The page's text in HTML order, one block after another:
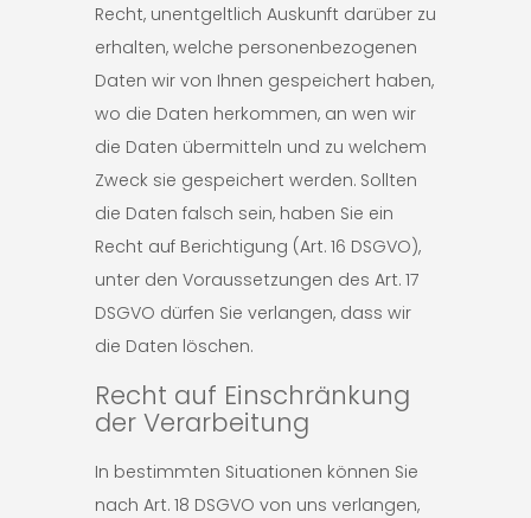
Recht, unentgeltlich Auskunft darüber zu
erhalten, welche personenbezogenen
Daten wir von Ihnen gespeichert haben,
wo die Daten herkommen, an wen wir
die Daten übermitteln und zu welchem
Zweck sie gespeichert werden. Sollten
die Daten falsch sein, haben Sie ein
Recht auf Berichtigung (Art. 16 DSGVO),
unter den Voraussetzungen des Art. 17
DSGVO dürfen Sie verlangen, dass wir
die Daten löschen.
Recht auf Einschränkung
der Verarbeitung
In bestimmten Situationen können Sie
nach Art. 18 DSGVO von uns verlangen,